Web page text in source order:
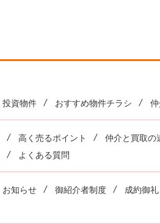
投資物件 おすすめ物件チラシ
高く売るポイント 仲介と買取の
よくある質問
お知らせ 御紹介者制度 成約御礼